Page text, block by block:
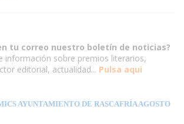
tu correo nuestro boletín de noticias?
información sobre premios literarios,
editorial, actualidad... Pulsa aqui
AYUNTAMIENTO DE RASCAFRÍA AGOSTO